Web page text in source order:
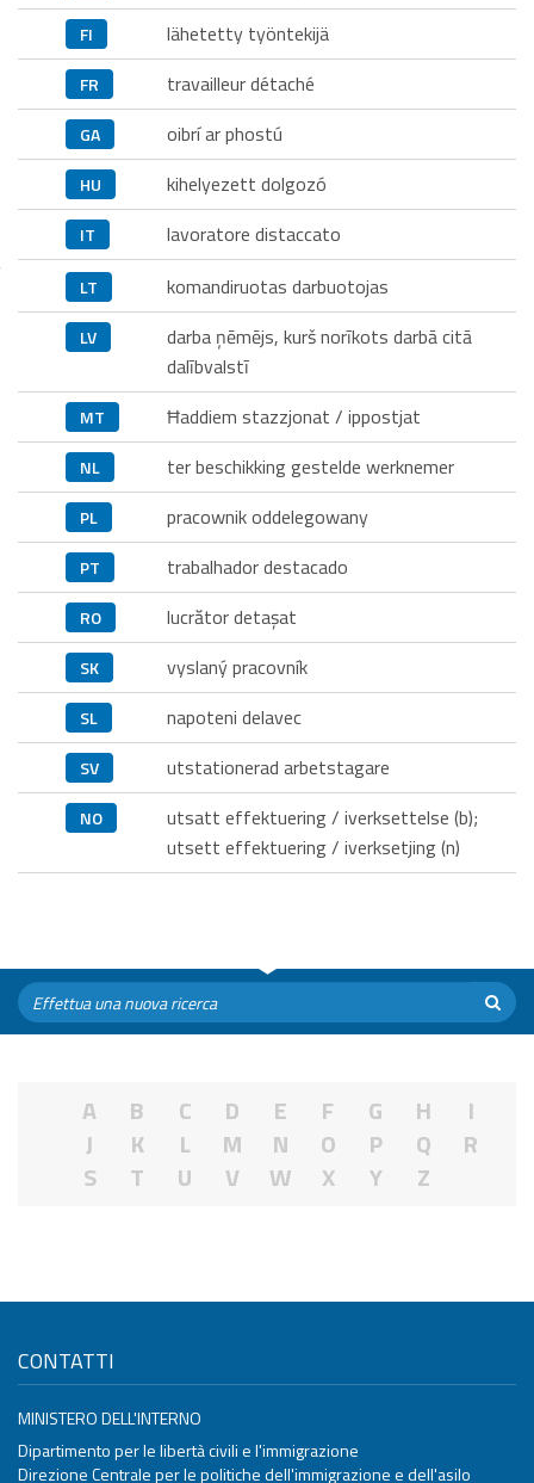
FI lähetetty työntekijä
FR travailleur détaché
GA oibrí ar phostú
HU kihelyezett dolgozó
IT lavoratore distaccato
LT komandiruotas darbuotojas
LV
darba ņēmējs, kurš norīkots darbā citā
dalībvalstī
MT Ħaddiem stazzjonat / ippostjat
NL ter beschikking gestelde werknemer
PL pracownik oddelegowany
PT trabalhador destacado
RO lucrător detaşat
SK vyslaný pracovník
SL napoteni delavec
SV utstationerad arbetstagare
NO
utsatt effektuering / iverksettelse (b);
utsett effektuering / iverksetjing (n)
A B C D E F G H
I
J
K L M N O P Q
R
S
T U V W X Y Z
CONTATTI
MINISTERO DELL'INTERNO
Dipartimento per le libertà civili e l'immigrazione
Direzione Centrale per le politiche dell'immigrazione e dell'asilo